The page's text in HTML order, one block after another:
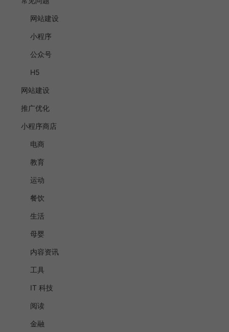
网站建设
小程序
公众号
H5
网站建设
推广优化
小程序商店
电商
教育
运动
餐饮
生活
母婴
内容资讯
工具
IT 科技
阅读
金融